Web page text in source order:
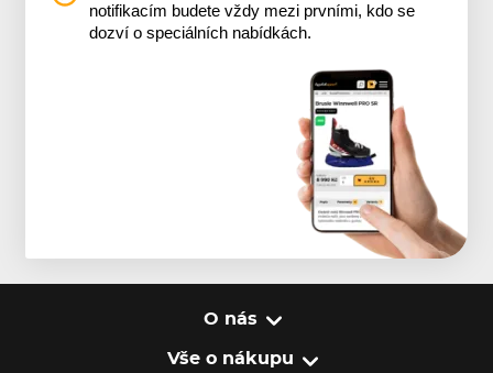
notifikacím budete vždy mezi prvními, kdo se
dozví o speciálních nabídkách.
O nás
Vše o nákupu